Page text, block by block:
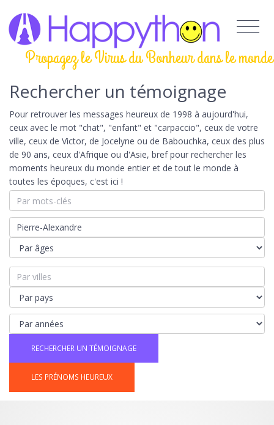
Propagez le Virus du Bonheur dans le monde
Rechercher un témoignage
Pour retrouver les messages heureux de 1998 à aujourd'hui,
ceux avec le mot "chat", "enfant" et "carpaccio", ceux de votre
ville, ceux de Victor, de Jocelyne ou de Babouchka, ceux des plus
de 90 ans, ceux d'Afrique ou d'Asie, bref pour rechercher les
moments heureux du monde entier et de tout le monde à
toutes les époques, c'est ici !
LES PRÉNOMS HEUREUX